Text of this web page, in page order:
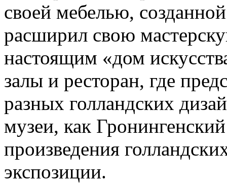
своей мебелью,
расширил свою
настоящим «дом
залы и ресторан, где
разных голландских
музеи, как
произведения
экспозиции.